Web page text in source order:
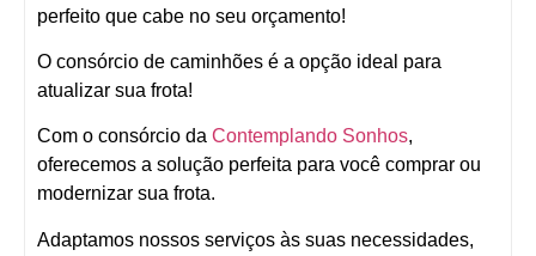
perfeito que cabe no seu orçamento!
O consórcio de caminhões é a opção ideal para
atualizar sua frota!
Com o consórcio da Contemplando Sonhos,
oferecemos a solução perfeita para você comprar ou
modernizar sua frota.
Adaptamos nossos serviços às suas necessidades,